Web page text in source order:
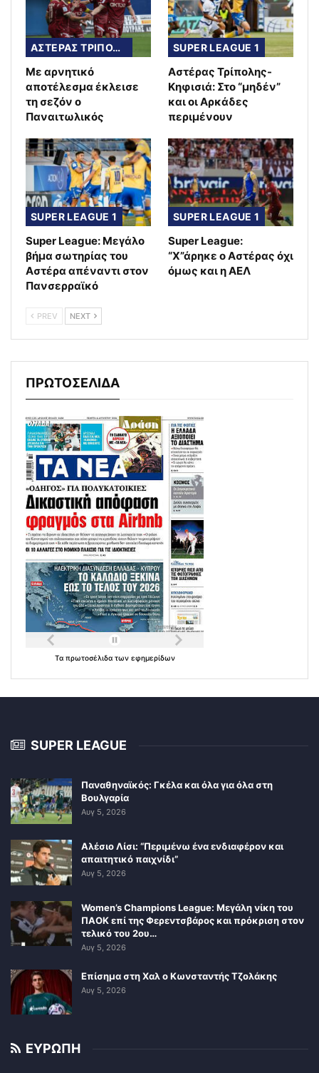
ΑΣΤΕΡΑΣ ΤΡΙΠΟΛΗΣ
Με αρνητικό
αποτέλεσμα έκλεισε
τη σεζόν ο
Παναιτωλικός
SUPER LEAGUE 1
Αστέρας Τρίπολης-
Κηφισιά: Στο “μηδέν”
και οι Αρκάδες
περιμένουν
SUPER LEAGUE 1
Super League: Μεγάλο
βήμα σωτηρίας του
Αστέρα απέναντι στον
Πανσερραϊκό
SUPER LEAGUE 1
Super League:
“Χ”άρηκε ο Αστέρας όχι
όμως και η ΑΕΛ
PREV NEXT
ΠΡΩΤΟΣΕΛΙΔΑ
Τα πρωτοσέλιδα των εφημερίδων
SUPER LEAGUE
Παναθηναϊκός: Γκέλα και όλα για όλα στη
Βουλγαρία
Αυγ 5, 2026
Αλέσιο Λίσι: “Περιμένω ένα ενδιαφέρον και
απαιτητικό παιχνίδι”
Αυγ 5, 2026
Women’s Champions League: Μεγάλη νίκη του
ΠΑΟΚ επί της Φερεντσβάρος και πρόκριση στον
τελικό του 2ου…
Αυγ 5, 2026
Επίσημα στη Χαλ ο Κωνσταντής Τζολάκης
Αυγ 5, 2026
ΕΥΡΩΠΗ